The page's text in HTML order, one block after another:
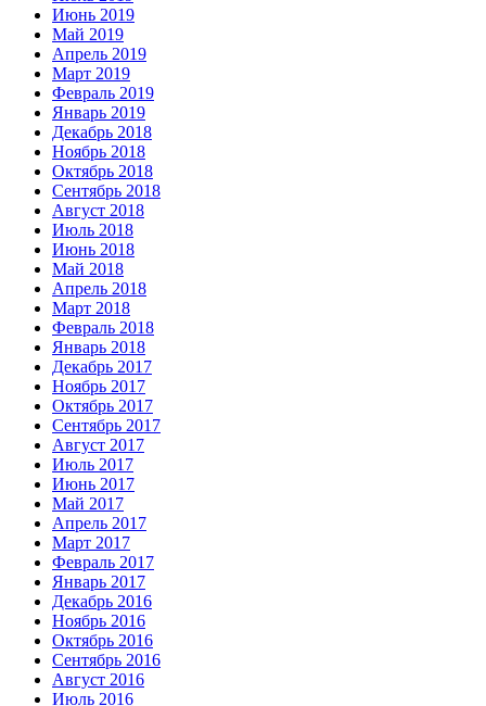
Июнь 2019
Май 2019
Апрель 2019
Март 2019
Февраль 2019
Январь 2019
Декабрь 2018
Ноябрь 2018
Октябрь 2018
Сентябрь 2018
Август 2018
Июль 2018
Июнь 2018
Май 2018
Апрель 2018
Март 2018
Февраль 2018
Январь 2018
Декабрь 2017
Ноябрь 2017
Октябрь 2017
Сентябрь 2017
Август 2017
Июль 2017
Июнь 2017
Май 2017
Апрель 2017
Март 2017
Февраль 2017
Январь 2017
Декабрь 2016
Ноябрь 2016
Октябрь 2016
Сентябрь 2016
Август 2016
Июль 2016